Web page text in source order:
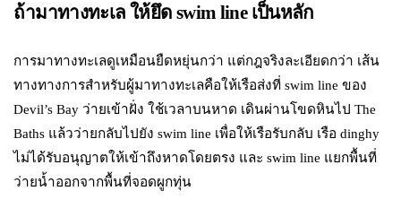
ถ้ามาทางทะเล ให้ยึด swim line เป็นหลัก
การมาทางทะเลดูเหมือนยืดหยุ่นกว่า แต่กฎจริงละเอียดกว่า เส้น
ทางทางการสำหรับผู้มาทางทะเลคือให้เรือส่งที่ swim line ของ
Devil’s Bay ว่ายเข้าฝั่ง ใช้เวลาบนหาด เดินผ่านโขดหินไป The
Baths แล้วว่ายกลับไปยัง swim line เพื่อให้เรือรับกลับ เรือ dinghy
ไม่ได้รับอนุญาตให้เข้าถึงหาดโดยตรง และ swim line แยกพื้นที่
ว่ายน้ำออกจากพื้นที่จอดผูกทุ่น